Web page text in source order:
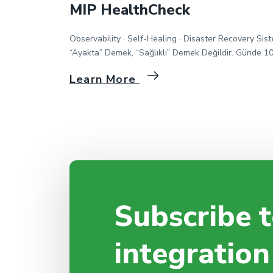
MIP HealthCheck
Observability · Self-Healing · Disaster Recovery
“Ayakta” Demek, “Sağlıklı” Demek Değildir. Günde 10
boyunca izlerken öğrendiklerimiz, 50+ müşteri
Learn More
Subscribe